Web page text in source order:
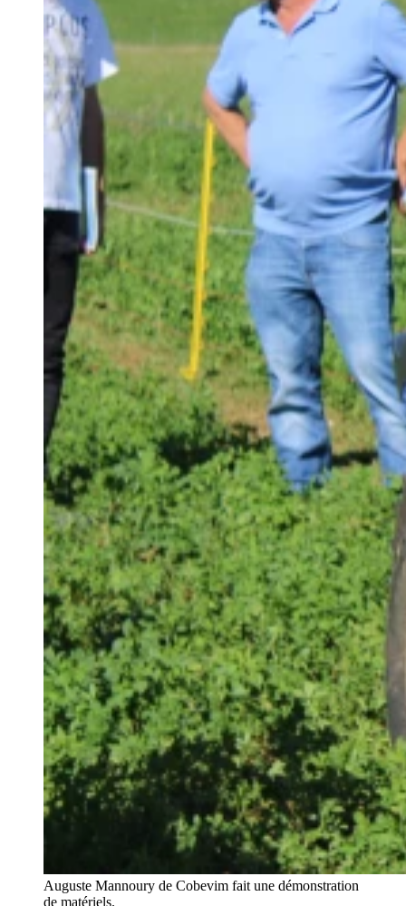
Auguste Mannoury de Cobevim fait une démonstration
de matériels.